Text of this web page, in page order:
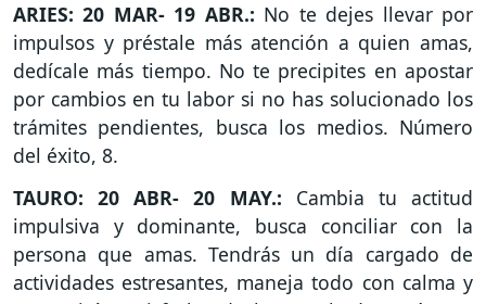
ARIES: 20 MAR- 19 ABR.: No te dejes llevar por
impulsos y préstale más atención a quien amas,
dedícale más tiempo. No te precipites en apostar
por cambios en tu labor si no has solucionado los
trámites pendientes, busca los medios. Número
del éxito, 8.
TAURO: 20 ABR- 20 MAY.: Cambia tu actitud
impulsiva y dominante, busca conciliar con la
persona que amas. Tendrás un día cargado de
actividades estresantes, maneja todo con calma y